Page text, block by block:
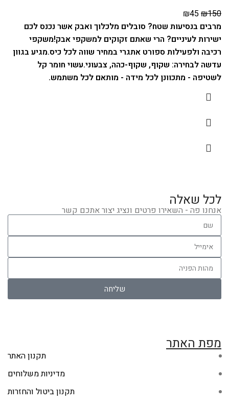
₪150
₪45
מרבים בנסיעות שטח? סובלים מלכלוך ואבק אשר נכנס לכם
ישירות לעיניים? הרי שאתם זקוקים למשקפי אבק!משקפי
רכיבה ולפעילות ספורט אתגרי במחיר שווה לכל כיס.מגיע בגוון
עדשה לבחירה: שקוף, שקוף-כהה, צבעוני.עשוי חומר קל
לשטיפה - מתכוונן לכל מידה - מותאם לכל משתמש.
לכל שאלה
אנחנו פה - השאירו פרטים ונציג יצור אתכם קשר
שליחה
מפת האתר
תקנון האתר
מדיניות משלוחים
תקנון ביטול והחזרות